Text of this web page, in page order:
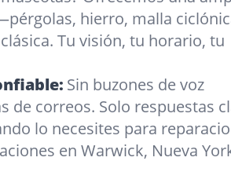
hierro, malla
Tu visión, tu horario, tu
Sin buzones de voz
de correos. Solo respuestas
lo necesites para
en Warwick, Nueva